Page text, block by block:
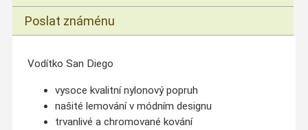
Poslat známénu
Vodítko San Diego
vysoce kvalitní nylonový popruh
našité lemování v módním designu
trvanlivé a chromované kování